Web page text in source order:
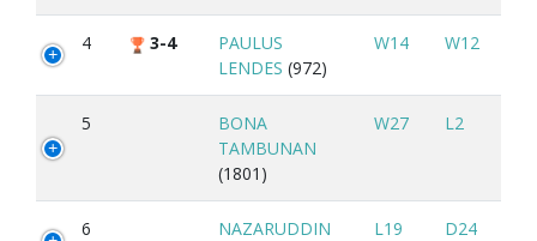
4 3-4
PAULUS
LENDES (972)
W14 W12
5
BONA
TAMBUNAN
(1801)
W27 L2
6
NAZARUDDIN
L19 D24